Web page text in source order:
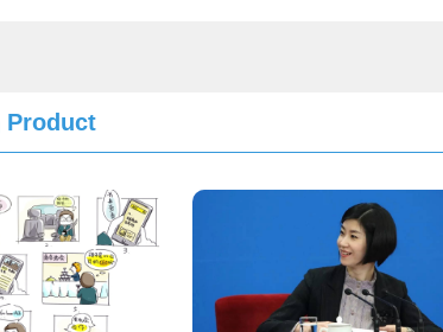
Product